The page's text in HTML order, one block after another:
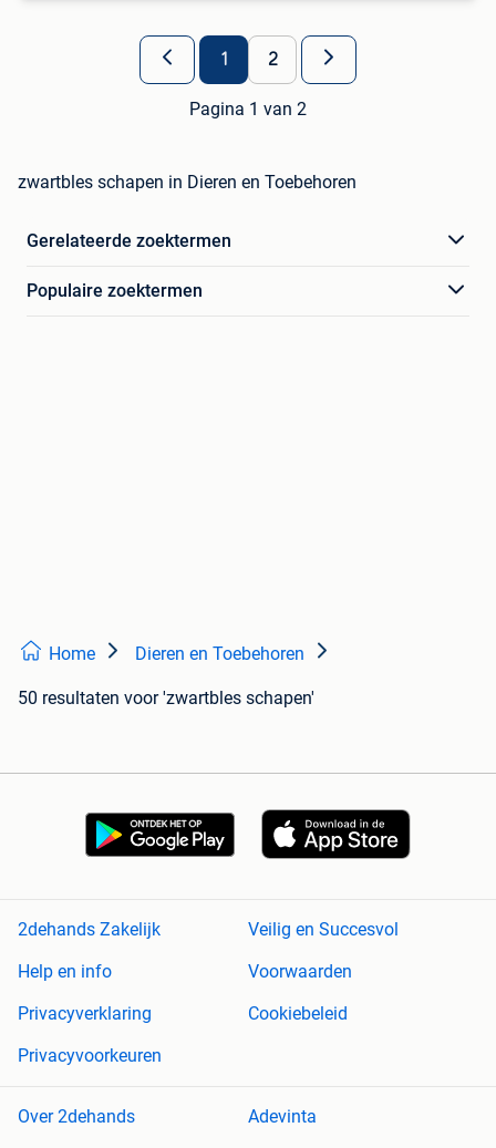
1 2
Pagina 1 van 2
zwartbles schapen in Dieren en Toebehoren
Gerelateerde zoektermen
Populaire zoektermen
Home Dieren en Toebehoren
50 resultaten voor 'zwartbles schapen'
2dehands Zakelijk
Veilig en Succesvol
Help en info
Voorwaarden
Privacyverklaring
Cookiebeleid
Privacyvoorkeuren
Over 2dehands Adevinta